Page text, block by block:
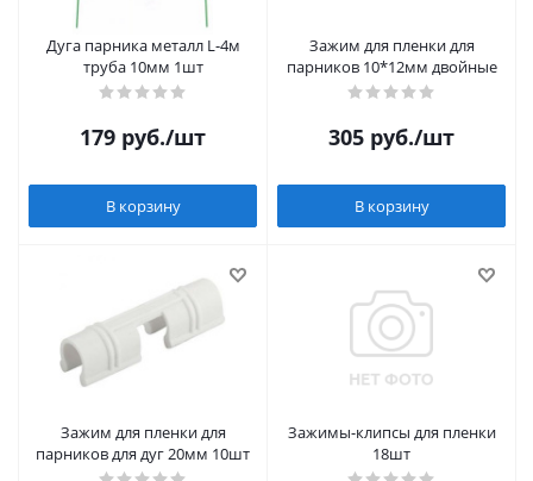
Дуга парника металл L-4м
труба 10мм 1шт
179 руб./шт
В корзину
Зажим для пленки для
парников 10*12мм двойные
305 руб./шт
В корзину
Зажим для пленки для
парников для дуг 20мм 10шт
Зажимы-клипсы для пленки
18шт